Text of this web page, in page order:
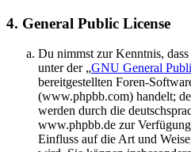
4. General Public License
Du nimmst zur Kenntnis,
unter der „GNU General
bereitgestellten Foren-
(www.phpbb.com) handelt;
werden durch die
www.phpbb.de zur
Einfluss auf die Art und